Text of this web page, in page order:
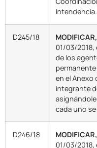
D245/18 MODIFICAR,
01/03/2018,
de los
en el Anexo
integrante
cada uno
D246/18 MODIFICAR,
01/03/2018,